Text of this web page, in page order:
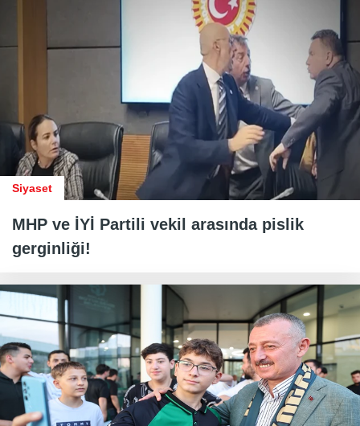
Siyaset
MHP ve İYİ Partili vekil arasında pislik
gerginliği!